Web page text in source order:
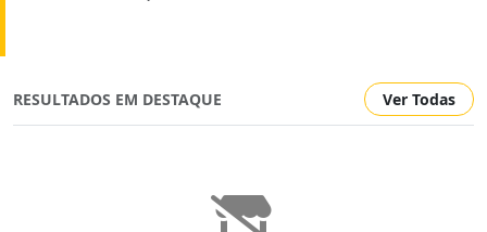
RESULTADOS EM DESTAQUE Ver Todas